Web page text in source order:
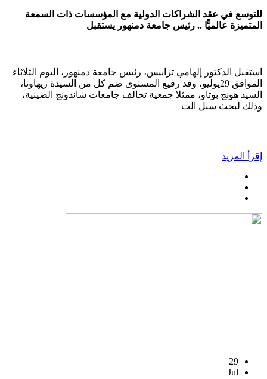
للتوسع في عقد الشراكات الدولية مع المؤسسات ذات السمعة
المتميزة عالميًّا .. رئيس جامعة دمنهور يستقبل
استقبل الدكتور إلهامي ترابيس، رئيس جامعة دمنهور، اليوم الثلاثاء
الموافق 29يوليو، وفد رفيع المستوى ضم كل من السيدة زيهاونا،
السيد هونج بوتاو، ممثلا جمعية تحالف جامعات شاندونج الصينية،
وذلك لبحث سبل الت
إقرأ المزيد
29
Jul